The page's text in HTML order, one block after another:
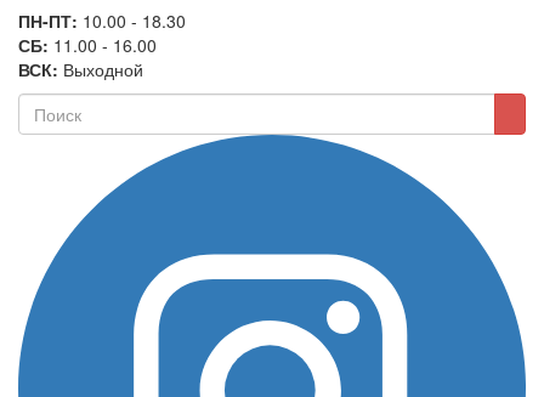
ПН-ПТ: 10.00 - 18.30
СБ: 11.00 - 16.00
ВСК: Выходной